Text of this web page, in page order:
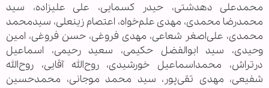
محمدعلی دهدشتی، حیدر کسمایی، علی علیزاده، سید
محمدرضا محمدی، مهدی علم‌خواه، اعتصام زینعلی، سیدمحمد
محمدی، علی‌اصغر شعاعی، مهدی فروغی، حسن فروغی، امین
وحیدی، سید ابوالفضل حکیمی، سعید رحیمی، اسماعیل
درتراش، محمداسماعیل خورشیدی، روح‌الله آقایی، روح‌الله
شفیعی، مهدی تقی‌پور، سید محمد موجانی، محمدحسین